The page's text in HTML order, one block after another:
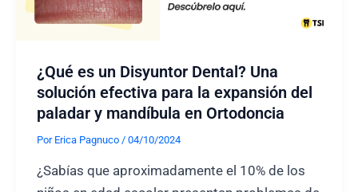
2024
¿Qué es un Disyuntor Dental? Una
solución efectiva para la expansión del
paladar y mandíbula en Ortodoncia
Por Erica Pagnuco / 04/10/2024
¿Sabías que aproximadamente el 10% de los